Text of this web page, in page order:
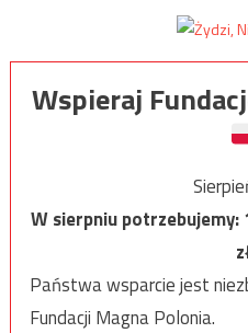
Wspieraj
W sierpniu potrzebujemy:
Państwa wsparcie jest
Fundacji Magna Polonia.